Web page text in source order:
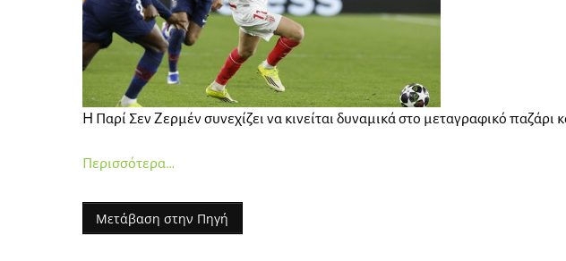
Η Παρί Σεν Ζερμέν συνεχίζει να κινείται δυναμικά στο μεταγραφικό
Περισσότερα…
Μετάβαση στην Πηγή